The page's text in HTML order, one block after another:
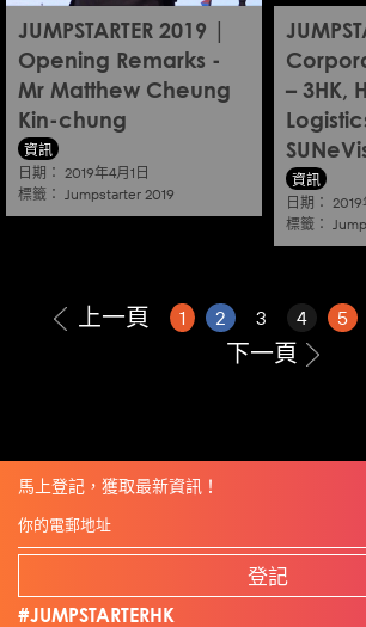
JUMPSTARTER 2019 |
Opening Remarks -
Mr Matthew Cheung
Kin-chung
資訊
日期： 2019年4月1日
標籤： Jumpstarter 2019
– 3HK,
資訊
日期： 2019
標籤：
上一頁 1 2 3 4 5
下一頁
馬上登記，獲取最新資訊！
登記
#JUMPSTARTERHK